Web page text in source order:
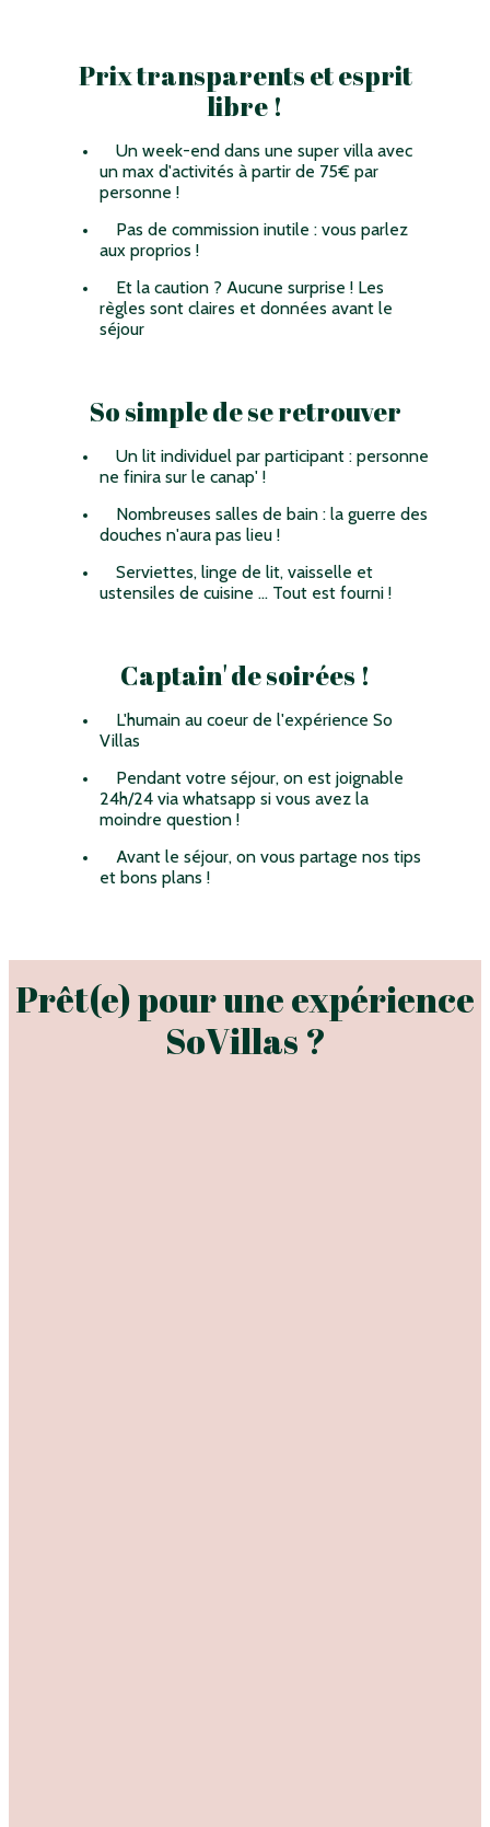
Prix transparents et esprit
libre !
Un week-end dans une super villa avec
un max d'activités à partir de 75€ par
personne !
Pas de commission inutile : vous parlez
aux proprios !
Et la caution ? Aucune surprise ! Les
règles sont claires et données avant le
séjour
So simple de se retrouver
Un lit individuel par participant : personne
ne finira sur le canap' !
Nombreuses salles de bain : la guerre des
douches n'aura pas lieu !
Serviettes, linge de lit, vaisselle et
ustensiles de cuisine ... Tout est fourni !
Captain' de soirées !
L'humain au coeur de l'expérience So
Villas
Pendant votre séjour, on est joignable
24h/24 via whatsapp si vous avez la
moindre question !
Avant le séjour, on vous partage nos tips
et bons plans !
Prêt(e) pour une expérience
SoVillas ?